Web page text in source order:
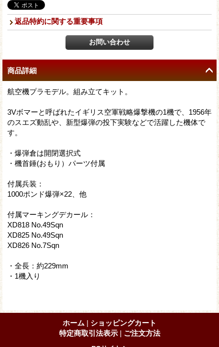
返品特約に関する重要事項
商品詳細
航空機プラモデル。組み立てキット。
3Vボマーと呼ばれたイギリス空軍戦略爆撃機の1機で、1956年
のスエズ動乱や、新型爆弾の投下実験などで活躍した機体で
す。
・爆弾倉は開閉選択式
・機首錘(おもり）パーツ付属
付属兵装：
1000ポンド爆弾×22、他
付属マーキングデカール：
XD818 No.49Sqn
XD825 No.49Sqn
XD826 No.7Sqn
・全長：約229mm
・1機入り
ホーム | ショッピングカート
特定商取引法表示 | ご注文方法